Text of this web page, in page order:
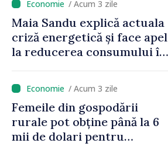
/ Acum 3 zile
Maia Sandu explică actuala
criză energetică și face apel
la reducerea consumului în
putem menține prețurile la
un nivel mai mic”
/ Acum 3 zile
Femeile din gospodării
rurale pot obține până la 6
mii de dolari pentru